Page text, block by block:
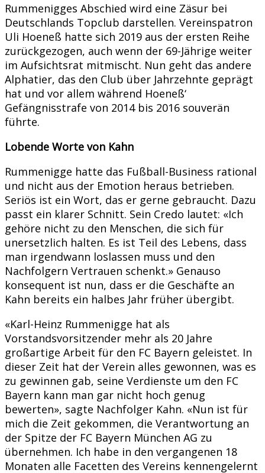
Rummenigges Abschied wird eine Zäsur bei
Deutschlands Topclub darstellen. Vereinspatron
Uli Hoeneß hatte sich 2019 aus der ersten Reihe
zurückgezogen, auch wenn der 69-Jährige weiter
im Aufsichtsrat mitmischt. Nun geht das andere
Alphatier, das den Club über Jahrzehnte geprägt
hat und vor allem während Hoeneß‘
Gefängnisstrafe von 2014 bis 2016 souverän
führte.
Lobende Worte von Kahn
Rummenigge hatte das Fußball-Business rational
und nicht aus der Emotion heraus betrieben.
Seriös ist ein Wort, das er gerne gebraucht. Dazu
passt ein klarer Schnitt. Sein Credo lautet: «Ich
gehöre nicht zu den Menschen, die sich für
unersetzlich halten. Es ist Teil des Lebens, dass
man irgendwann loslassen muss und den
Nachfolgern Vertrauen schenkt.» Genauso
konsequent ist nun, dass er die Geschäfte an
Kahn bereits ein halbes Jahr früher übergibt.
«Karl-Heinz Rummenigge hat als
Vorstandsvorsitzender mehr als 20 Jahre
großartige Arbeit für den FC Bayern geleistet. In
dieser Zeit hat der Verein alles gewonnen, was es
zu gewinnen gab, seine Verdienste um den FC
Bayern kann man gar nicht hoch genug
bewerten», sagte Nachfolger Kahn. «Nun ist für
mich die Zeit gekommen, die Verantwortung an
der Spitze der FC Bayern München AG zu
übernehmen. Ich habe in den vergangenen 18
Monaten alle Facetten des Vereins kennengelernt